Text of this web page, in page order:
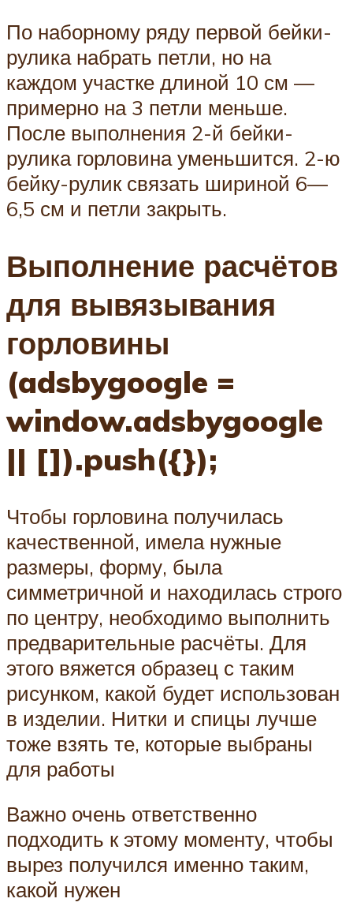
По наборному ряду первой бейки-
рулика набрать петли, но на
каждом участке длиной 10 см —
примерно на 3 петли меньше.
После выполнения 2-й бейки-
рулика горловина уменьшится. 2-ю
бейку-рулик связать шириной 6—
6,5 см и петли закрыть.
Выполнение расчётов
для вывязывания
горловины
(adsbygoogle =
window.adsbygoogle
|| []).push({});
Чтобы горловина получилась
качественной, имела нужные
размеры, форму, была
симметричной и находилась строго
по центру, необходимо выполнить
предварительные расчёты. Для
этого вяжется образец с таким
рисунком, какой будет использован
в изделии. Нитки и спицы лучше
тоже взять те, которые выбраны
для работы
Важно очень ответственно
подходить к этому моменту, чтобы
вырез получился именно таким,
какой нужен